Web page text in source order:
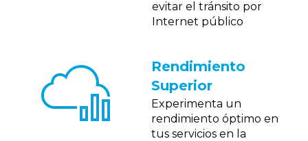
evitar el tránsito por
Internet público
Rendimiento
Superior
Experimenta un
rendimiento óptimo en
tus servicios en la